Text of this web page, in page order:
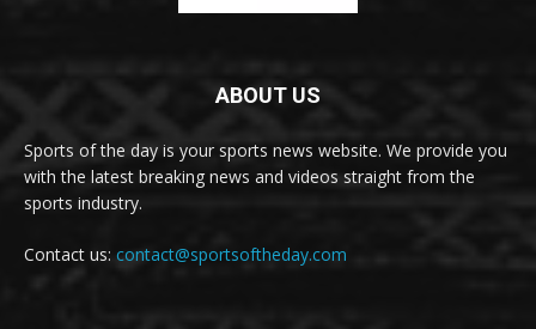
ABOUT US
Sports of the day is your sports news website. We provide you
with the latest breaking news and videos straight from the
sports industry.
Contact us: contact@sportsoftheday.com